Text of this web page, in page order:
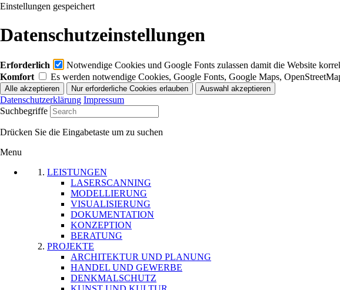
Einstellungen gespeichert
Datenschutzeinstellungen
Erforderlich
Notwendige Cookies und Google Fonts zulassen damit die Website
Komfort
Es werden notwendige Cookies, Google Fonts, Google Maps,
Datenschutzerklärung Impressum
Suchbegriffe
Drücken Sie die Eingabetaste um zu suchen
Menu
LEISTUNGEN
LASERSCANNING
MODELLIERUNG
VISUALISIERUNG
DOKUMENTATION
KONZEPTION
BERATUNG
PROJEKTE
ARCHITEKTUR UND PLANUNG
HANDEL UND GEWERBE
DENKMALSCHUTZ